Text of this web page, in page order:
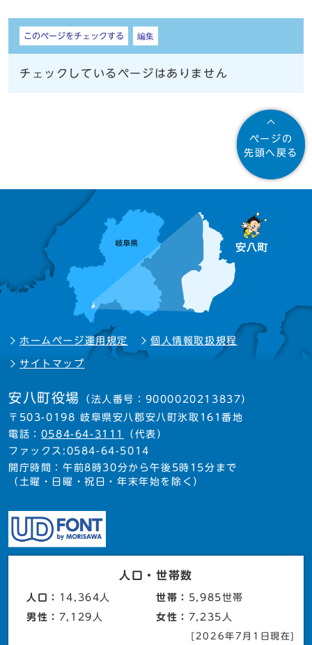
しおり
このページをチェックする 編集
チェックしているページはありません
ページの
先頭へ戻る
ホームページ運用規定 個人情報取扱規程
サイトマップ
安八町役場 （法人番号：9000020213837）
〒503-0198 岐阜県安八郡安八町氷取161番地
電話： 0584-64-3111
（代表）
ファックス:0584-64-5014
開庁時間：午前8時30分から午後5時15分まで
（土曜・日曜・祝日・年末年始を除く）
人口・世帯数
人口： 14,364人 世帯： 5,985世帯
男性： 7,129人 女性： 7,235人
[2026年7月1日現在]